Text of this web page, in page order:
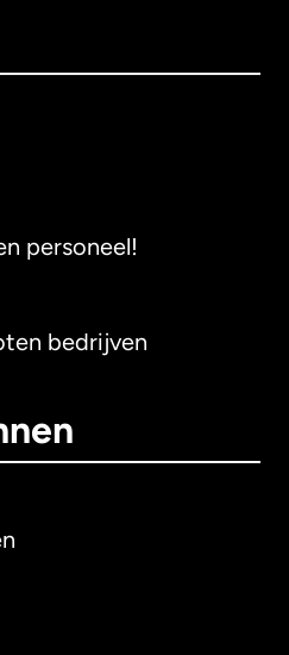
personeel!
bedrijven